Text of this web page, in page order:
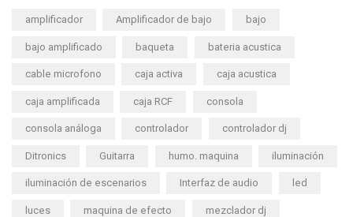
amplificador Amplificador de bajo bajo
bajo amplificado baqueta bateria acustica
cable microfono caja activa caja acustica
caja amplificada caja RCF consola
consola análoga controlador controlador dj
Ditronics Guitarra humo. maquina iluminación
iluminación de escenarios Interfaz de audio led
luces maquina de efecto mezclador dj